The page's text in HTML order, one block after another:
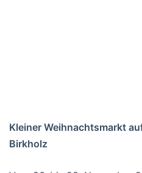
Kleiner Weihnachtsmarkt
Birkholz